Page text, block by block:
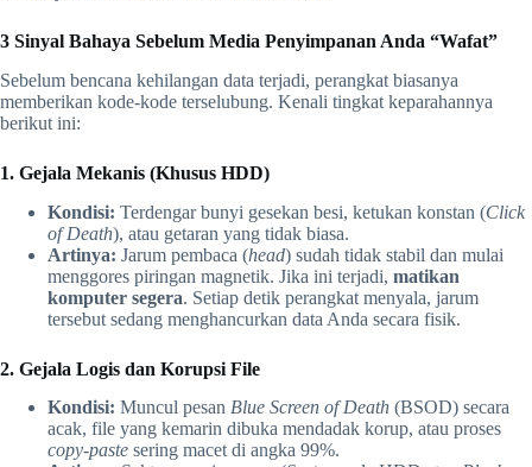
3 Sinyal Bahaya Sebelum Media Penyimpanan Anda “Wafat”
Sebelum bencana kehilangan data terjadi, perangkat biasanya
memberikan kode-kode terselubung. Kenali tingkat keparahannya
berikut ini:
1. Gejala Mekanis (Khusus HDD)
Kondisi: Terdengar bunyi gesekan besi, ketukan konstan (Click
of Death), atau getaran yang tidak biasa.
Artinya: Jarum pembaca (head) sudah tidak stabil dan mulai
menggores piringan magnetik. Jika ini terjadi, matikan
komputer segera. Setiap detik perangkat menyala, jarum
tersebut sedang menghancurkan data Anda secara fisik.
2. Gejala Logis dan Korupsi File
Kondisi: Muncul pesan Blue Screen of Death (BSOD) secara
acak, file yang kemarin dibuka mendadak korup, atau proses
copy-paste sering macet di angka 99%.